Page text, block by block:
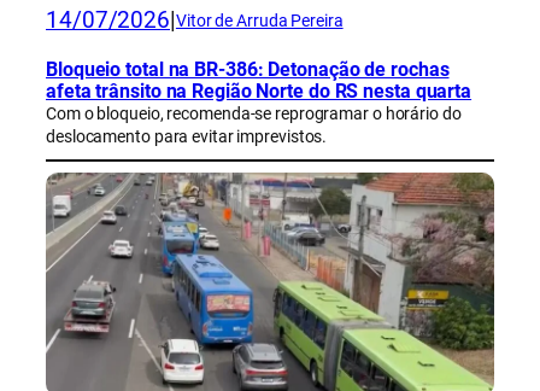
14/07/2026 Vitor de Arruda Pereira
Bloqueio total na BR-386: Detonação de rochas
afeta trânsito na Região Norte do RS nesta quarta
Com o bloqueio, recomenda-se reprogramar o horário do
deslocamento para evitar imprevistos.